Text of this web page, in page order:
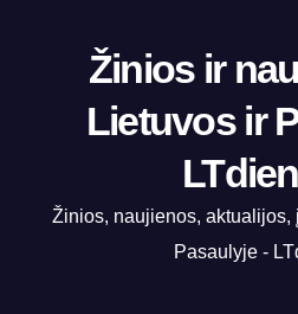
Žinios ir
Lietuvos ir
Žinios, naujienos, aktualijos,
Pasaulyje -